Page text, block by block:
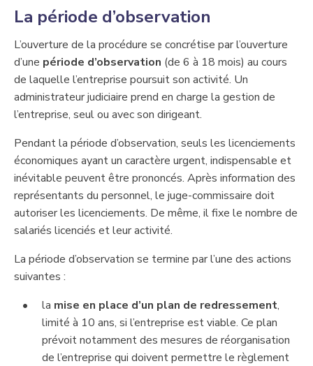
​La période d’observation
​​L’ouverture de la procédure se concrétise par l’ouverture
d’une période d’observation (de 6 à 18 mois) au cours
de laquelle l’entreprise poursuit son activité. ​Un
administrateur judiciaire prend en charge la gestion de
l’entreprise, seul ou avec son dirigeant.
Pendant la période d’observation, seuls les licenciements
économiques ayant un caractère urgent, indispensable et
inévitable peuvent être prononcés. Après information des
représentants du personnel, le juge-commissaire doit
autoris​er les licenciements. ​De même, il fixe le nombre de
salariés licenciés et leur activité.
La période d’observation se termine par l’une des actions
suivantes :
la mise en place d’un plan de redressement,
limité à 10 ans, si l’entreprise est viable. Ce plan
prévoit notamment des mesures de réorganisation
de l’entreprise qui doivent permettre le règlement